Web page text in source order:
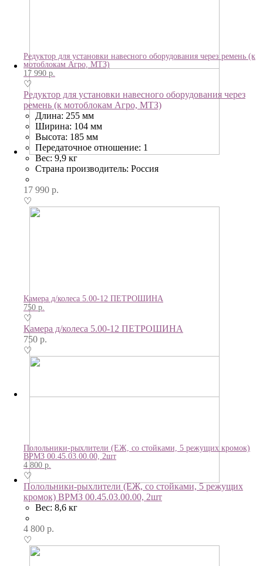
Редуктор для установки навесного оборудования через ремень (к
мотоблокам Агро, МТЗ)
17 990 р.
♡
Редуктор для установки навесного оборудования через
ремень (к мотоблокам Агро, МТЗ)
Длина: 255 мм
Ширина: 104 мм
Высота: 185 мм
Передаточное отношение: 1
Вес: 9,9 кг
Страна производитель: Россия
17 990 р.
♡
Камера д/колеса 5.00-12 ПЕТРОШИНА
750 р.
♡
Камера д/колеса 5.00-12 ПЕТРОШИНА
750 р.
♡
Полольники-рыхлители (ЕЖ, со стойками, 5 режущих кромок)
ВРМЗ 00.45.03.00.00, 2шт
4 800 р.
♡
Полольники-рыхлители (ЕЖ, со стойками, 5 режущих
кромок) ВРМЗ 00.45.03.00.00, 2шт
Вес: 8,6 кг
4 800 р.
♡